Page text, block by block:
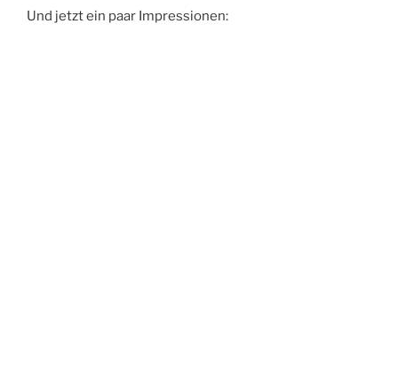
Und jetzt ein paar Impressionen: